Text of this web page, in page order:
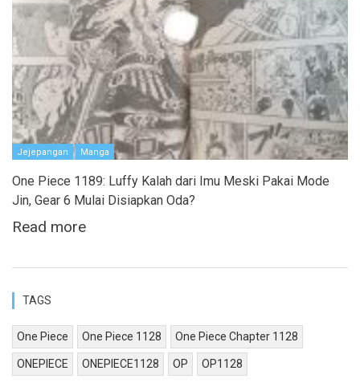
Jejepangan Manga
One Piece 1189: Luffy Kalah dari Imu Meski Pakai Mode
Jin, Gear 6 Mulai Disiapkan Oda?
Read more
TAGS
One Piece One Piece 1128 One Piece Chapter 1128
ONEPIECE ONEPIECE1128 OP OP1128